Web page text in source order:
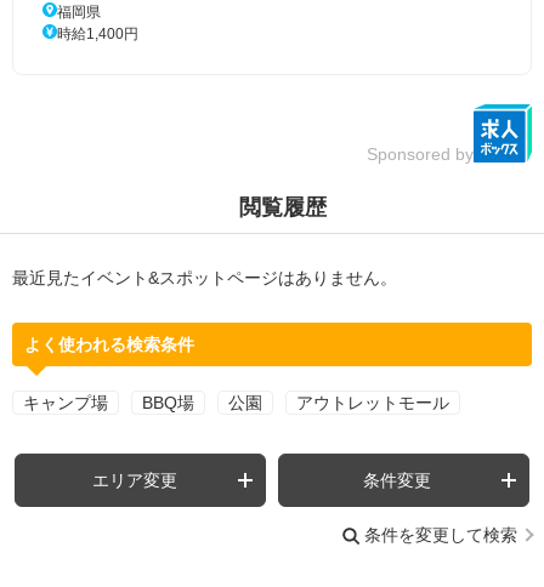
福岡県
時給1,400円
Sponsored by
閲覧履歴
最近見たイベント&スポットページはありません。
よく使われる検索条件
キャンプ場 BBQ場 公園 アウトレットモール
エリア変更 条件変更
条件を変更して検索